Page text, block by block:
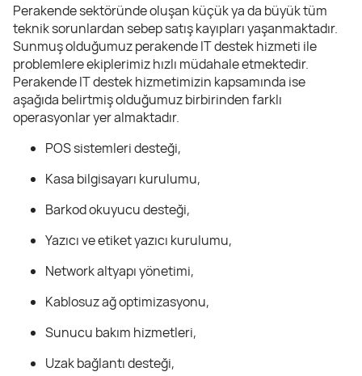
Perakende sektöründe oluşan küçük ya da büyük tüm
teknik sorunlardan sebep satış kayıpları yaşanmaktadır.
Sunmuş olduğumuz perakende IT destek hizmeti ile
problemlere ekiplerimiz hızlı müdahale etmektedir.
Perakende IT destek hizmetimizin kapsamında ise
aşağıda belirtmiş olduğumuz birbirinden farklı
operasyonlar yer almaktadır.
POS sistemleri desteği,
Kasa bilgisayarı kurulumu,
Barkod okuyucu desteği,
Yazıcı ve etiket yazıcı kurulumu,
Network altyapı yönetimi,
Kablosuz ağ optimizasyonu,
Sunucu bakım hizmetleri,
Uzak bağlantı desteği,